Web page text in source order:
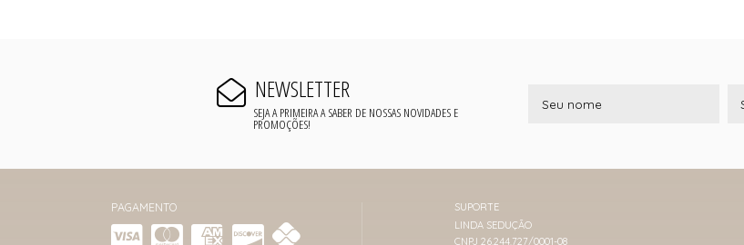
NEWSLETTER
SEJA A PRIMEIRA A SABER DE NOSSAS NOVIDADES E
PROMOÇÕES!
PAGAMENTO
SUPORTE
LINDA SEDUÇÃO
CNPJ 26.244.727/0001-08